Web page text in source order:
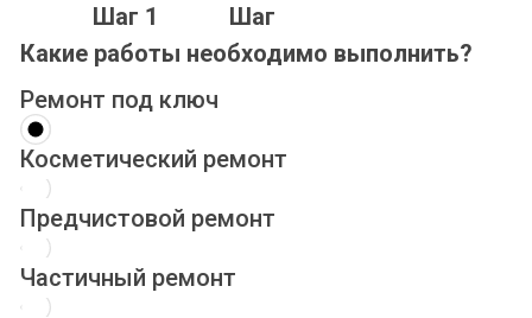
Шаг 1 Шаг 2
Какие работы необходимо выполнить?
Ремонт под ключ
Косметический ремонт
Предчистовой ремонт
Частичный ремонт